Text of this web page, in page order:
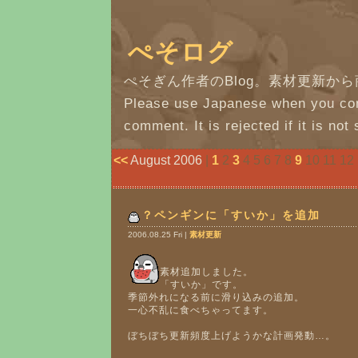
ぺそログ
ぺそぎん作者のBlog。素材更新か
Please use Japanese when you
comment. It is rejected if it is not
<< August 2006 12 34 5 6 7 8 910 11 12
？ペンギンに「すいか」を追加
2006.08.25 Fri | 素材更新
素材追加しました。
「すいか」です。
季節外れになる前に滑り込みの追加。
一心不乱に食べちゃってます。
ぼちぼち更新頻度上げようかな計画発動…。